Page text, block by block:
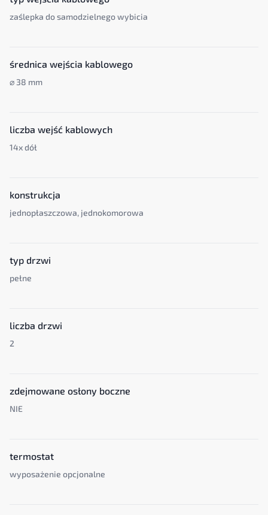
zaślepka do samodzielnego wybicia
średnica wejścia kablowego
⌀ 38 mm
liczba wejść kablowych
14x dół
konstrukcja
jednopłaszczowa, jednokomorowa
typ drzwi
pełne
liczba drzwi
2
zdejmowane osłony boczne
NIE
termostat
wyposażenie opcjonalne